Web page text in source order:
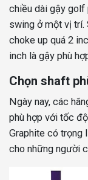
chiều dài gậy golf
swing ở một vị trí.
choke up quá 2
inch là gậy phù
Chọn shaft
Ngày nay, các
phù hợp với tốc
Graphite có trọng
cho những người